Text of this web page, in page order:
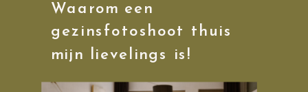
Waarom een
gezinsfotoshoot thuis
mijn lievelings is!